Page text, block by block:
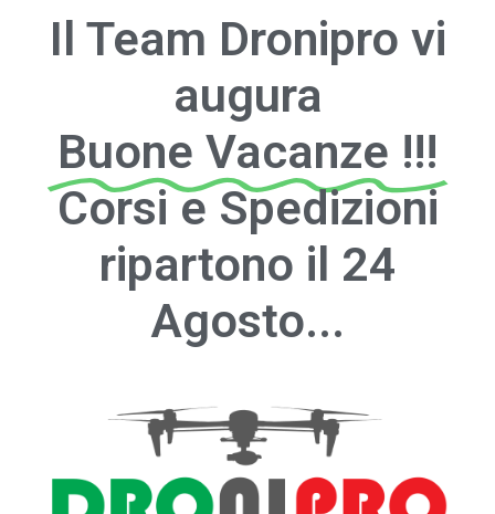
Il Team Dronipro vi
augura
Buone Vacanze !!!
Corsi e Spedizioni
ripartono il 24
Agosto...